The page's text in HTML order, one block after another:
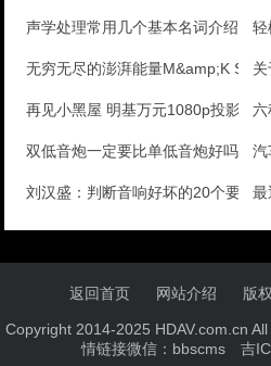
声学处理常用几个基本名词介绍 轻
无穷无尽的澎湃能量M&amp;K
再见小黑屋 明基万元1080p投影机六
双低音炮一定要比单低音炮好吗？
刘汉盛：判断音响好坏的20个要点最
返回首页 网站介绍 版
Copyright 2014-2025 HDAV.com.cn
情链接微信：bbscms吉